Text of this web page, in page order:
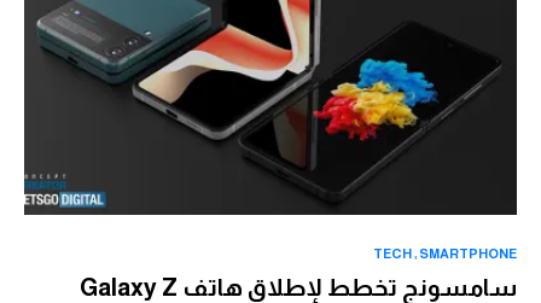
SMARTPHONE
TECH
سامسونج تخطط لإطلاق هاتف Galaxy Z